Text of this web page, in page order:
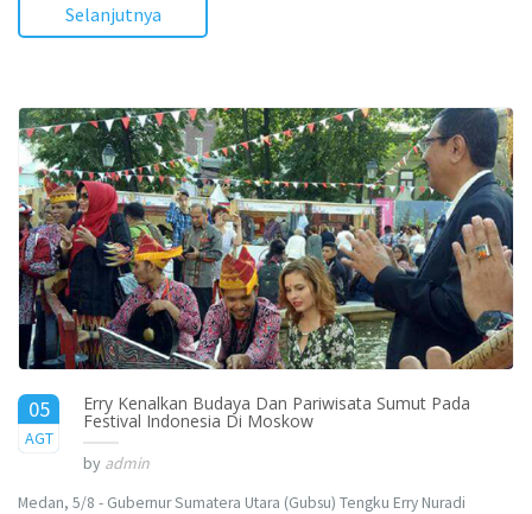
Selanjutnya
05
AGT
2017
Erry Kenalkan Budaya Dan Pariwisata Sumut Pada
Festival Indonesia Di Moskow
by admin
Medan, 5/8 - Gubernur Sumatera Utara (Gubsu) Tengku Erry Nuradi